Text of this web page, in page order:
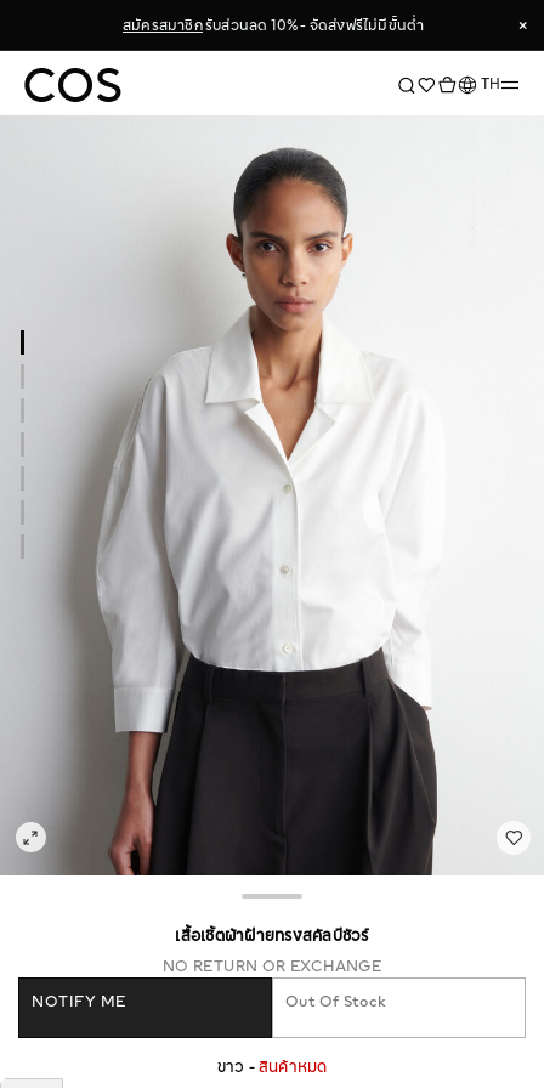
สมัครสมาชิกรับส่วนลด 10% - จัดส่งฟรีไม่มีขั้นต่ำ
×
×
ภาษาTH
เสื้อเชิ้ตผ้าฝ้ายทรงสคัลป์ชัวร์
NO RETURN OR EXCHANGE
Out Of Stock
NOTIFY ME
ขาว -สินค้าหมด